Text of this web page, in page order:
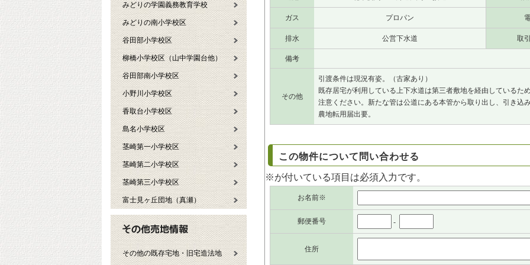
みどりの学園義務教育学校
みどりの南小学校区
谷田部小学校区
柳橋小学校区（山中学園台他）
谷田部南小学校区
小野川小学校区
香取台小学校区
島名小学校区
茎崎第一小学校区
茎崎第二小学校区
茎崎第三小学校区
富士見ヶ丘団地（真瀬）
その他の既存宅地・旧宅造法地
ガス プロパン
排水 公営下水道 取
備考
その他
引渡条件は現況有姿。（古家あり）
既存居宅が利用している上下水道は第三者敷地を経由しているた
注意ください。新たな管は公道にある本管から取り出し、引き込
農地転用届出要。
この物件について問い合わせる
※が付いている項目は必須入力です。
お名前※
郵便番号 -
住所